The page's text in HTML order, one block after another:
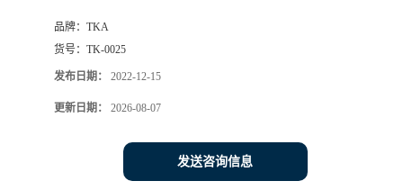
品牌： TKA
货号： TK-0025
发布日期： 2022-12-15
更新日期： 2026-08-07
发送咨询信息